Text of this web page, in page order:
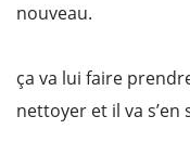
nouveau.
ça va lui faire
nettoyer et il va s’en